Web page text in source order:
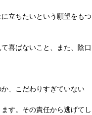
立ちたいという願望をもつ
喜ばないこと、また、陰口
、こだわりすぎていない
す。その責任から逃げてし